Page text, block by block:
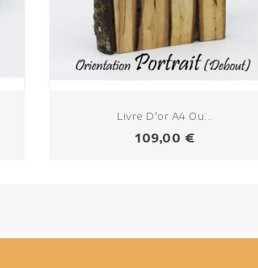
Livre D'or A4 Ou...
Prix
109,00 €